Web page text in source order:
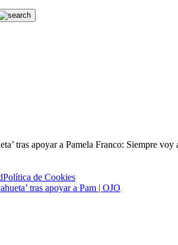
tras apoyar a Pamela Franco: Siempre voy
Política de Cookies